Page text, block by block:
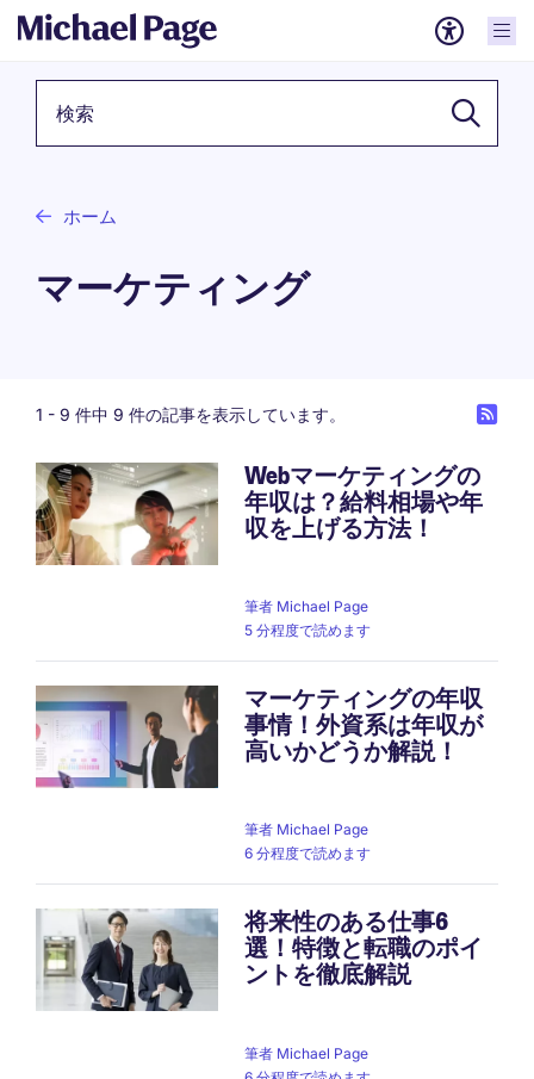
ホーム
マーケティング
1 - 9 件中 9 件の記事を表示しています。
Webマーケティングの
年収は？給料相場や年
収を上げる方法！
筆者 Michael Page
5 分程度で読めます
マーケティングの年収
事情！外資系は年収が
高いかどうか解説！
筆者 Michael Page
6 分程度で読めます
将来性のある仕事6
選！特徴と転職のポイ
ントを徹底解説
筆者 Michael Page